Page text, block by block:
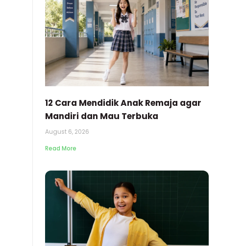
12 Cara Mendidik Anak Remaja agar
Mandiri dan Mau Terbuka
August 6, 2026
Read More